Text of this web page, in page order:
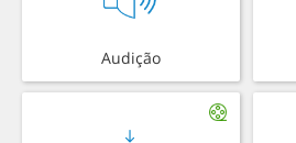
Audição